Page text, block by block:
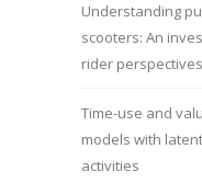
Understanding
scooters: An
rider perspectives
Time-use and
models with
activities